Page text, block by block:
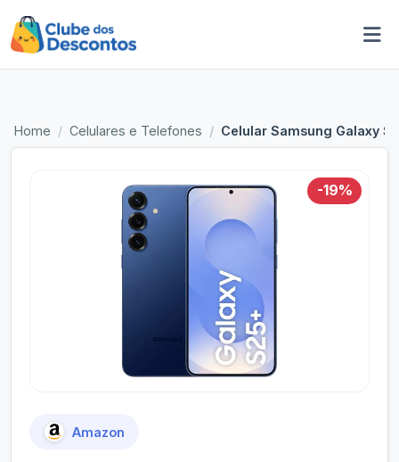
Home Celulares e Telefones Celular Samsung Galaxy
-19%
Amazon